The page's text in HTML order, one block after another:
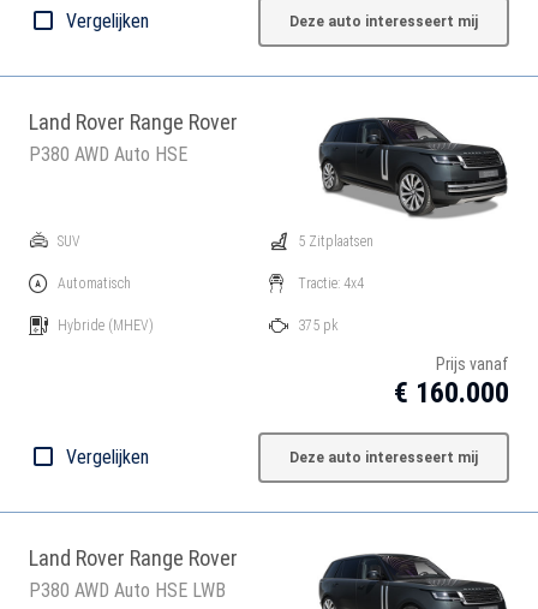
Vergelijken Deze auto interesseert mij
Land Rover Range Rover
P380 AWD Auto HSE
SUV
Automatisch
Hybride (MHEV)
5 Zitplaatsen
Tractie: 4x4
375 pk
Prijs vanaf
€ 160.000
Vergelijken Deze auto interesseert mij
Land Rover Range Rover
P380 AWD Auto HSE LWB